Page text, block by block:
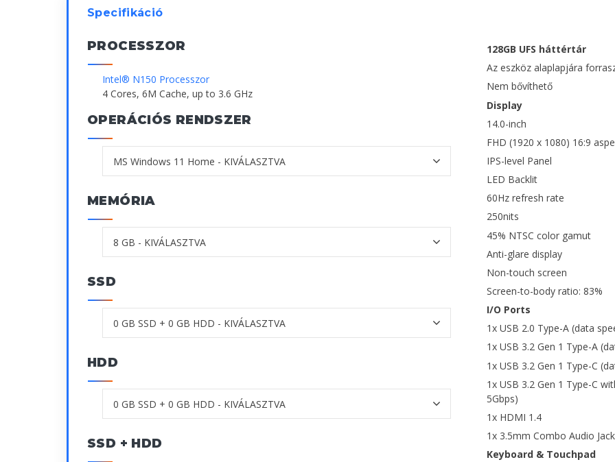
Specifikáció
PROCESSZOR
Intel® N150 Processzor
4 Cores, 6M Cache, up to 3.6 GHz
OPERÁCIÓS RENDSZER
MEMÓRIA
SSD
HDD
SSD + HDD
128GB UFS háttértár
Az eszköz alaplapjára
Nem bővíthető
Display
14.0-inch
FHD (1920 x 1080) 16:9
IPS-level Panel
LED Backlit
60Hz refresh rate
250nits
45% NTSC color gamut
Anti-glare display
Non-touch screen
Screen-to-body ratio: 83%
I/O Ports
1x USB 2.0 Type-A (data
1x USB 3.2 Gen 1 Type-A
1x USB 3.2 Gen 1 Type-C
1x USB 3.2 Gen 1 Type-C
5Gbps)
1x HDMI 1.4
1x 3.5mm Combo Audio Jack
Keyboard & Touchpad